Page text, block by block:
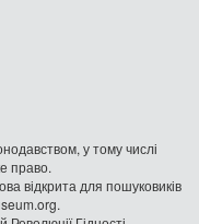
у тому числі
право.
відкрита для пошуковиків